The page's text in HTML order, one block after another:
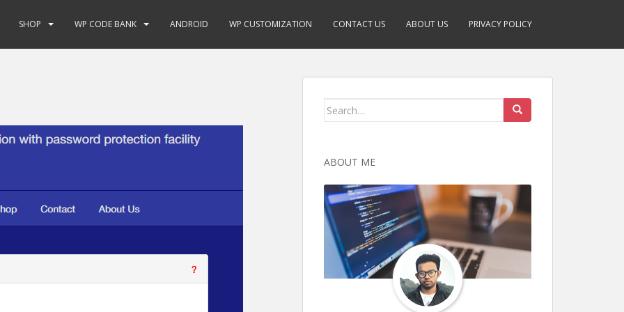
SHOP WP CODE BANK ANDROID WP CUSTOMIZATION CONTACT US ABOUT US PRIVACY POLICY
Search
ABOUT ME